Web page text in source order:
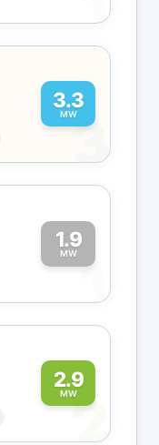
3.3
MW
3
1.9
MW1
2.9
MW2